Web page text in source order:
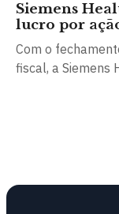
Siemens
lucro por
Com o
fiscal, a Siemens